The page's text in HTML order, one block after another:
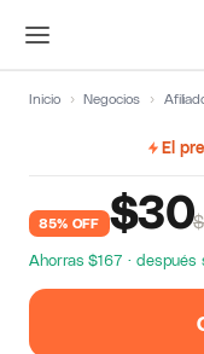
Inicio › Negocios ›
El
85% OFF $30
Ahorras $167 · después